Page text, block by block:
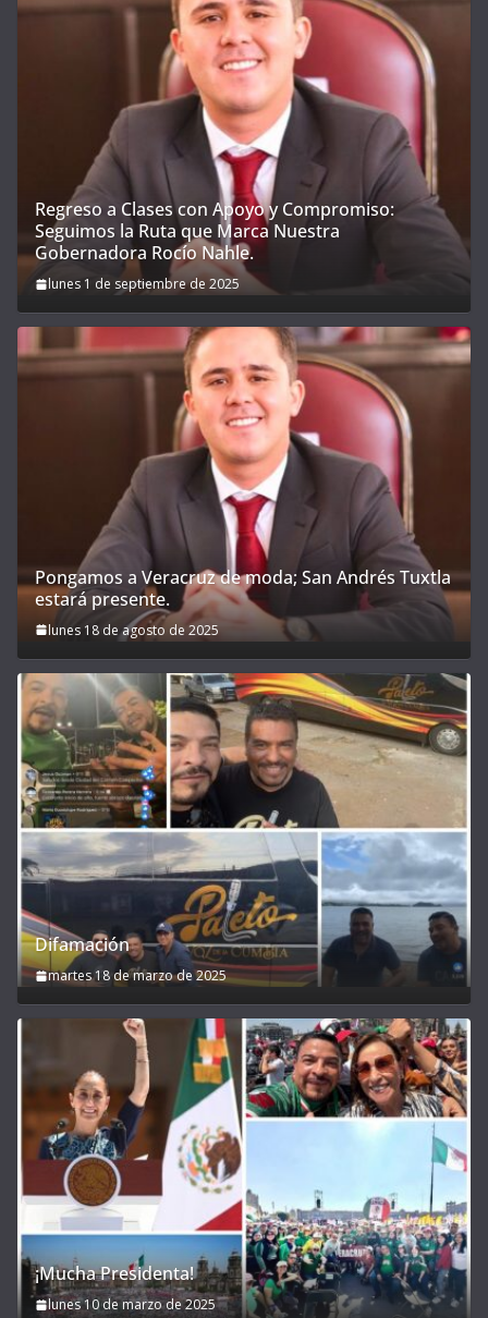
Regreso a Clases con Apoyo y Compromiso:
Seguimos la Ruta que Marca Nuestra
Gobernadora Rocío Nahle.
lunes 1 de septiembre de 2025
Pongamos a Veracruz de moda; San Andrés Tuxtla
estará presente.
lunes 18 de agosto de 2025
Difamación
martes 18 de marzo de 2025
¡Mucha Presidenta!
lunes 10 de marzo de 2025